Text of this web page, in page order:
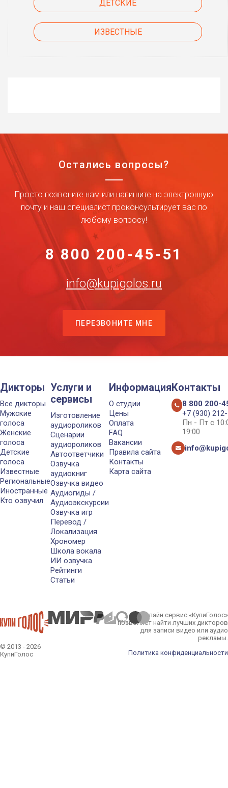
ДЕТСКИЕ
ИЗВЕСТНЫЕ
Остались вопросы?
Просто позвоните нам или напишите на электронную
почту и наш специалист проконсультирует вас по
любому вопросу!
8 800 200-45-51
info@kupigolos.ru
ПЕРЕЗВОНИТЕ МНЕ
Дикторы
Все дикторы
Мужские
голоса
Женские
голоса
Детские
голоса
Известные
Региональные
Иностранные
Кто озвучил
Услуги и
сервисы
Изготовление
аудиороликов
Сценарии
аудиороликов
Автоответчики
Озвучка
аудиокниг
Озвучка видео
Аудиогиды /
Аудиоэкскурсии
Озвучка игр
Перевод /
Локализация
Хрономер
Школа вокала
ИИ озвучка
Рейтинги
Статьи
Информация
О студии
Цены
Оплата
FAQ
Вакансии
Правила сайта
Контакты
Карта сайта
Контакты
8 800 200-
+7 (930)
Пн - Пт с
19:00
© 2013 - 2026
КупиГолос
Онлайн сервис «КупиГолос»
позволяет найти лучших дикторов
для записи видео или аудио
рекламы.
Политика конфиденциальности